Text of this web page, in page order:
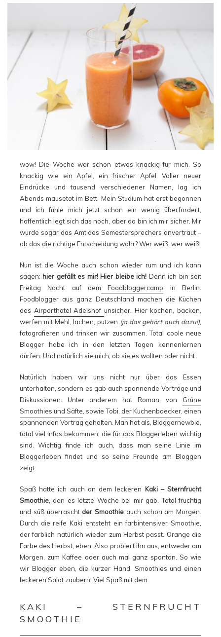
wow! Die Woche war schon etwas knackig für mich. So
knackig wie ein Apfel, ein frischer Apfel. Voller neuer
Eindrücke und tausend verschiedener Namen, lag ich
Abends mausetot im Bett. Mein Studium hat erst begonnen
und ich fühle mich jetzt schon ein wenig überfordert,
hoffentlich legt sich das noch, aber da bin ich mir sicher. Mir
wurde sogar das Amt des Semestersprechers anvertraut –
ob das die richtige Entscheidung wahr? Wer weiß, wer weiß.
Nun ist die Woche auch schon wieder rum und ich kann
sagen: hier gefällt es mir! Hier bleibe ich! Denn ich bin seit
Freitag Nacht auf dem Foodbloggercamp in Berlin.
Foodblogger aus ganz Deutschland machen die Küchen
des Airporthotel Adelshofunsicher. Hier kochen, backen,
werfen mit Mehl, lachen, putzen (ja das gehört auch dazu!),
fotografieren und trinken wir zusammen. Total coole neue
Blogger habe ich in den letzten Tagen kennenlernen
dürfen. Und natürlich sie mich; ob sie es wollten oder nicht.
Natürlich haben wir uns nicht nur über das Essen
unterhalten, sondern es gab auch spannende Vorträge und
Diskussionen. Unter anderem hat Roman, von Grüne
Smoothies und Säfte, sowie Tobi, der Kuchenbaecker, einen
spannenden Vortrag gehalten. Man hat als, Bloggernewbie,
total viel Infos bekommen, die für das Bloggerleben wichtig
sind. Wichtig finde ich auch, dass man seine Linie im
Bloggerleben findet und so seine Freunde am Bloggen
zeigt.
Spaß hatte ich auch an dem leckeren Kaki – Sternfrucht
Smoothie, den es letzte Woche bei mir gab. Total fruchtig
und süß überrascht der Smoothie auch schon am Morgen.
Durch die reife Kaki entsteht ein farbintensiver Smoothie,
der farblich natürlich wieder zum Herbst passt. Orange die
Farbe des Herbst, eben. Also probiert ihn aus, entweder am
Morgen, zum Kaffee oder auch mal ganz spontan. So wie
wir Blogger eben, die kurzer Hand, Smoothies und einen
leckeren Salat zaubern. Viel Spaß mit dem
KAKI – STERNFRUCHT
SMOOTHIE